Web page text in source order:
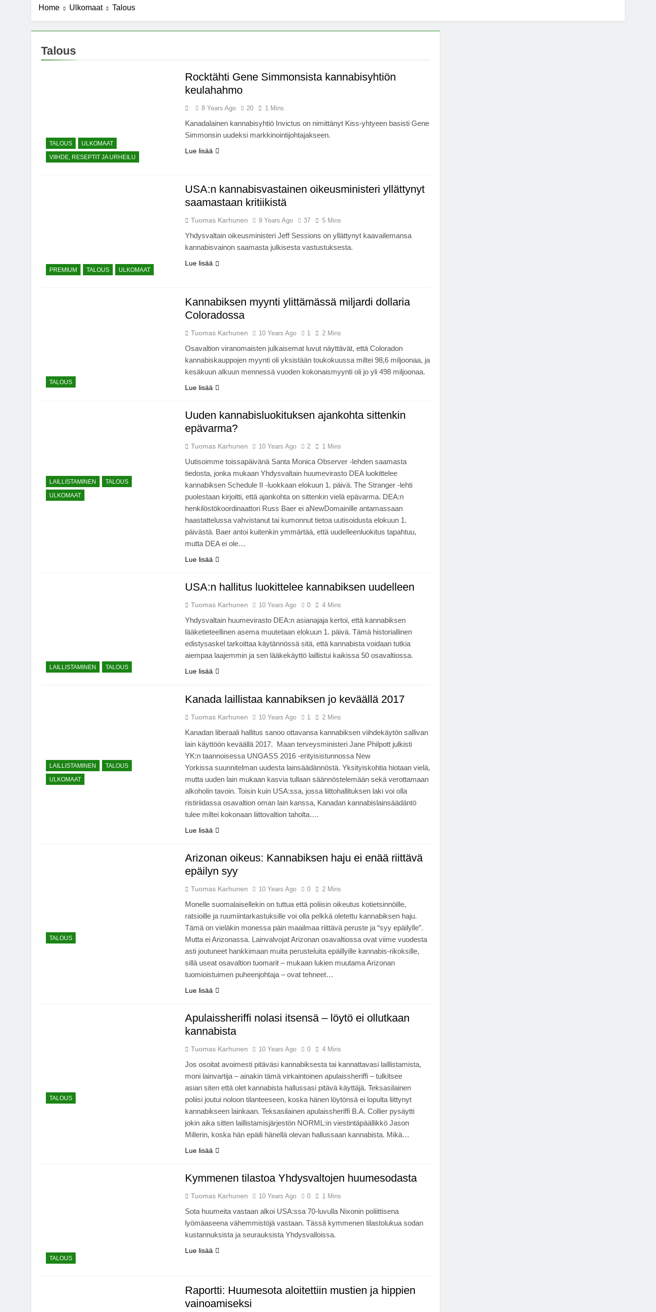
Michael J. Fox -säätiö lääkekannabistutkimusten kannalla
Meksiko äänestää kannabiksen viihdekäytön laillistamisesta
Home Ulkomaat Talous
Talous
TALOUS
ULKOMAAT
VIIHDE, RESEPTIT JA URHEILU
Rocktähti Gene Simmonsista kannabisyhtiön
keulahahmo
8 Years Ago 20 1 Mins
Kanadalainen kannabisyhtiö Invictus on nimittänyt Kiss-yhtyeen basisti Gene
Simmonsin uudeksi markkinointijohtajakseen.
Lue lisää
PREMIUM TALOUS ULKOMAAT
USA:n kannabisvastainen oikeusministeri yllättynyt
saamastaan kritiikistä
Tuomas Karhunen 9 Years Ago 37 5 Mins
Yhdysvaltain oikeusministeri Jeff Sessions on yllättynyt kaavailemansa
kannabisvainon saamasta julkisesta vastustuksesta.
Lue lisää
TALOUS
Kannabiksen myynti ylittämässä miljardi dollaria
Coloradossa
Tuomas Karhunen 10 Years Ago 1 2 Mins
Osavaltion viranomaisten julkaisemat luvut näyttävät, että Coloradon
kannabiskauppojen myynti oli yksistään toukokuussa miltei 98,6 miljoonaa, ja
kesäkuun alkuun mennessä vuoden kokonaismyynti oli jo yli 498 miljoonaa.
Lue lisää
LAILLISTAMINEN
TALOUS
ULKOMAAT
Uuden kannabisluokituksen ajankohta sittenkin
epävarma?
Tuomas Karhunen 10 Years Ago 2 1 Mins
Uutisoimme toissapäivänä Santa Monica Observer -lehden saamasta
tiedosta, jonka mukaan Yhdysvaltain huumevirasto DEA luokittelee
kannabiksen Schedule II -luokkaan elokuun 1. päivä. The Stranger -lehti
puolestaan kirjoitti, että ajankohta on sittenkin vielä epävarma. DEA:n
henkilöstökoordinaattori Russ Baer ei aNewDomainille antamassaan
haastattelussa vahvistanut tai kumonnut tietoa uutisoidusta elokuun 1.
päivästä. Baer antoi kuitenkin ymmärtää, että uudelleenluokitus tapahtuu,
mutta DEA ei ole…
Lue lisää
LAILLISTAMINEN TALOUS
USA:n hallitus luokittelee kannabiksen uudelleen
Tuomas Karhunen 10 Years Ago 0 4 Mins
Yhdysvaltain huumevirasto DEA:n asianajaja kertoi, että kannabiksen
lääketieteellinen asema muutetaan elokuun 1. päivä. Tämä historiallinen
edistysaskel tarkoittaa käytännössä sitä, että kannabista voidaan tutkia
aiempaa laajemmin ja sen lääkekäyttö laillistui kaikissa 50 osavaltiossa.
Lue lisää
LAILLISTAMINEN
TALOUS
ULKOMAAT
Kanada laillistaa kannabiksen jo keväällä 2017
Tuomas Karhunen 10 Years Ago 1 2 Mins
Kanadan liberaali hallitus sanoo ottavansa kannabiksen viihdekäytön sallivan
lain käyttöön keväällä 2017. Maan terveysministeri Jane Philpott julkisti
YK:n taannoisessa UNGASS 2016 -erityisistunnossa New
Yorkissa suunnitelman uudesta lainsäädännöstä. Yksityiskohtia hiotaan vielä,
mutta uuden lain mukaan kasvia tullaan säännöstelemään sekä verottamaan
alkoholin tavoin. Toisin kuin USA:ssa, jossa liittohallituksen laki voi olla
ristiriidassa osavaltion oman lain kanssa, Kanadan kannabislainsäädäntö
tulee miltei kokonaan liittovaltion taholta….
Lue lisää
TALOUS
Arizonan oikeus: Kannabiksen haju ei enää riittävä
epäilyn syy
Tuomas Karhunen 10 Years Ago 0 2 Mins
Monelle suomalaisellekin on tuttua että poliisin oikeutus kotietsinnöille,
ratsioille ja ruumiintarkastuksille voi olla pelkkä oletettu kannabiksen haju.
Tämä on vieläkin monessa päin maailmaa riittävä peruste ja “syy epäilylle”.
Mutta ei Arizonassa. Lainvalvojat Arizonan osavaltiossa ovat viime vuodesta
asti joutuneet hankkimaan muita perusteluita epäillyille kannabis-rikoksille,
sillä useat osavaltion tuomarit – mukaan lukien muutama Arizonan
tuomioistuimen puheenjohtaja – ovat tehneet…
Lue lisää
TALOUS
Apulaissheriffi nolasi itsensä – löytö ei ollutkaan
kannabista
Tuomas Karhunen 10 Years Ago 0 4 Mins
Jos osoitat avoimesti pitäväsi kannabiksesta tai kannattavasi laillistamista,
moni lainvartija – ainakin tämä virkaintoinen apulaissheriffi – tulkitsee
asian siten että olet kannabista hallussasi pitävä käyttäjä. Teksasilainen
poliisi joutui noloon tilanteeseen, koska hänen löytönsä ei lopulta liittynyt
kannabikseen lainkaan. Teksasilainen apulaissheriffi B.A. Collier pysäytti
jokin aika sitten laillistamisjärjestön NORML:in viestintäpäällikkö Jason
Millerin, koska hän epäili hänellä olevan hallussaan kannabista. Mikä…
Lue lisää
TALOUS
Kymmenen tilastoa Yhdysvaltojen huumesodasta
Tuomas Karhunen 10 Years Ago 0 1 Mins
Sota huumeita vastaan alkoi USA:ssa 70-luvulla Nixonin poliittisena
lyömäaseena vähemmistöjä vastaan. Tässä kymmenen tilastolukua sodan
kustannuksista ja seurauksista Yhdysvalloissa.
Lue lisää
Raportti: Huumesota aloitettiin mustien ja hippien
vainoamiseksi